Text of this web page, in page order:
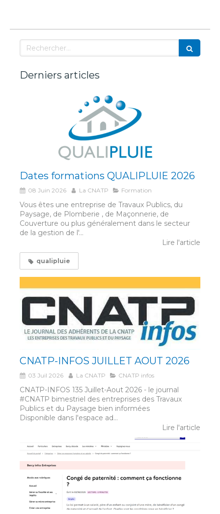
Rechercher
Derniers articles
Dates formations QUALIPLUIE 2026
08 Juin 2026 La CNATP Formation
Vous êtes une entreprise de Travaux Publics, du
Paysage, de Plomberie , de Maçonnerie, de
Couverture ou plus généralement dans le secteur
de la gestion de l'...
Lire l'article
qualipluie
CNATP-INFOS JUILLET AOUT 2026
03 Juil 2026 La CNATP CNATP infos
CNATP-INFOS 135 Juillet-Aout 2026 - le journal
#CNATP bimestriel des entreprises des Travaux
Publics et du Paysage bien informées
Disponible dans l'espace ad...
Lire l'article